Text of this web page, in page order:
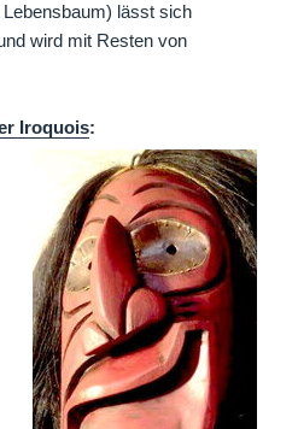
lässt sich
wird mit Resten von
Iroquois: